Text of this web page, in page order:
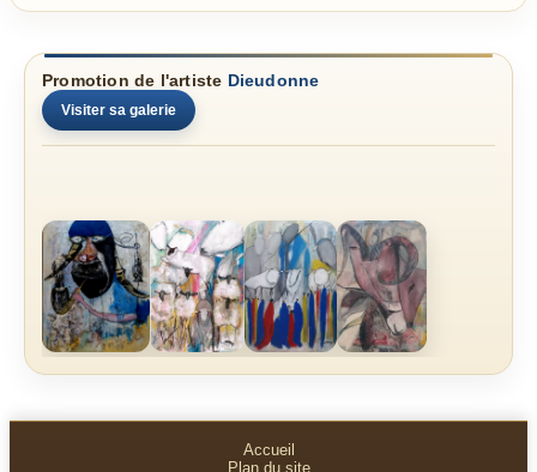
Promotion de l'artiste Dieudonne
Visiter sa galerie
Accueil
Plan du site